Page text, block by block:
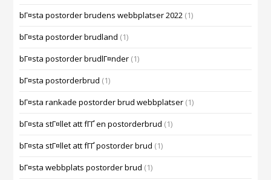
bГ¤sta postorder brudens webbplatser 2022 (1)
bГ¤sta postorder brudland (1)
bГ¤sta postorder brudlГ¤nder (1)
bГ¤sta postorderbrud (1)
bГ¤sta rankade postorder brud webbplatser (1)
bГ¤sta stГ¤llet att fГҐ en postorderbrud (1)
bГ¤sta stГ¤llet att fГҐ postorder brud (1)
bГ¤sta webbplats postorder brud (1)